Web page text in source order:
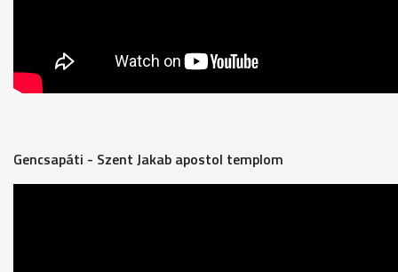
Gencsapáti - Szent Jakab apostol templom